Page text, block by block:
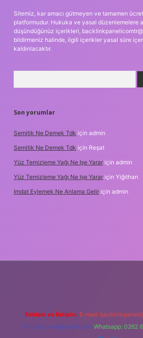
Sitemiz, kar amacı gütmeyen ve tamamen
platformudur. Hukuka ve yasal düzenlemelere
düşündüğünüz içerikleri,
bildirmeniz halinde, ilgili içerikler yasal süre
kaldırılacaktır.
Son yorumlar
Semitik Ne Demek Tdk için admin
Semitik Ne Demek Tdk için Reşat
Yüz Temizleme Yağı Ne Işe Yarar için admin
Yüz Temizleme Yağı Ne Işe Yarar için Yiğithan
Imdat Eylemek Ne Anlama Gelir için admin
Reklam ve İletişim: E-mail:
forumhizmeti@gmail.com Whatsapp: 0262